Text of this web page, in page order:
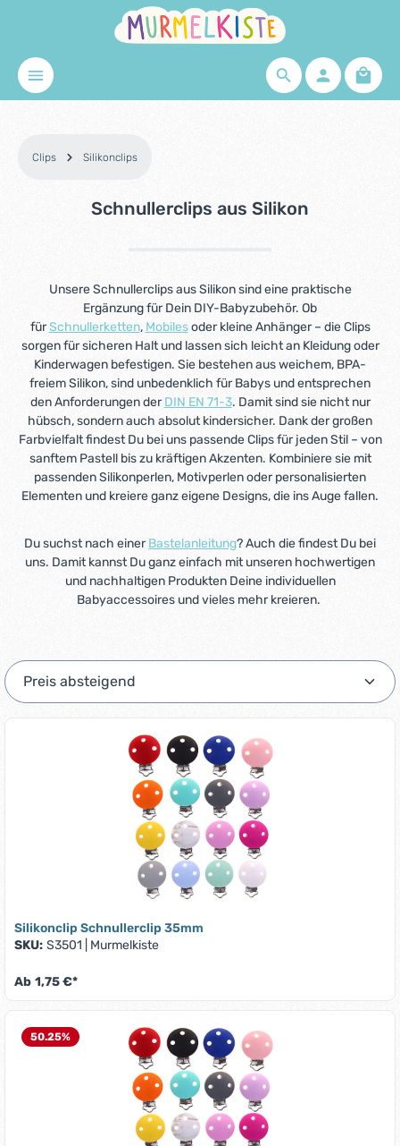
Zum Hauptinhalt springen
Clips Silikonclips
Schnullerclips aus Silikon
Unsere Schnullerclips aus Silikon sind eine praktische
Ergänzung für Dein DIY-Babyzubehör. Ob
fürSchnullerketten, Mobilesoder kleine Anhänger – die Clips
sorgen für sicheren Halt und lassen sich leicht an Kleidung oder
Kinderwagen befestigen. Sie bestehen aus weichem, BPA-
freiem Silikon, sind unbedenklich für Babys und entsprechen
den Anforderungen derDIN EN 71-3. Damit sind sie nicht nur
hübsch, sondern auch absolut kindersicher. Dank der großen
Farbvielfalt findest Du bei uns passende Clips für jeden Stil – von
sanftem Pastell bis zu kräftigen Akzenten. Kombiniere sie mit
passenden Silikonperlen, Motivperlen oder personalisierten
Elementen und kreiere ganz eigene Designs, die ins Auge fallen.
Du suchst nach einerBastelanleitung? Auch die findest Du bei
uns. Damit kannst Du ganz einfach mit unseren hochwertigen
und nachhaltigen Produkten Deine individuellen
Babyaccessoires und vieles mehr kreieren.
Silikonclip Schnullerclip 35mm
SKU: S3501 Murmelkiste
Ab 1,75 €*
50.25%